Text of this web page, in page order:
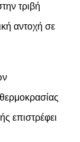
τριβή
αντοχή σε
επιστρέφει